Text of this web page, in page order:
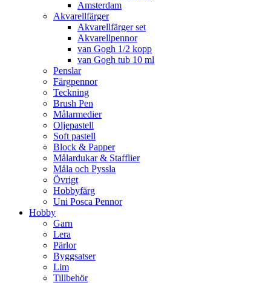
Amsterdam
Akvarellfärger
Akvarellfärger set
Akvarellpennor
van Gogh 1/2 kopp
van Gogh tub 10 ml
Penslar
Färgpennor
Teckning
Brush Pen
Målarmedier
Oljepastell
Soft pastell
Block & Papper
Målardukar & Stafflier
Måla och Pyssla
Övrigt
Hobbyfärg
Uni Posca Pennor
Hobby
Garn
Lera
Pärlor
Byggsatser
Lim
Tillbehör